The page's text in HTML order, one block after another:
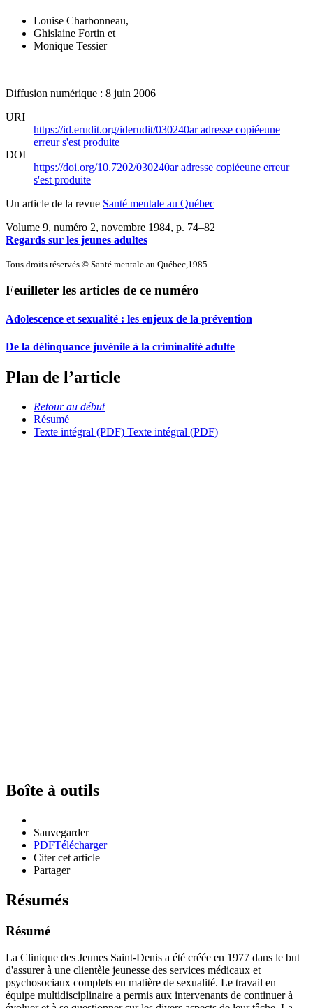
Louise Charbonneau,
Ghislaine Fortin et
Monique Tessier
Diffusion numérique : 8 juin 2006
URI
https://id.erudit.org/iderudit/030240aradresse copiéeune
erreur s'est produite
DOI
https://doi.org/10.7202/030240aradresse copiéeune erreur
s'est produite
Un article de la revue Santé mentale au Québec
Volume 9, numéro 2, novembre 1984, p. 74–82
Regards sur les jeunes adultes
Tous droits réservés © Santé mentale au Québec,1985
Feuilleter les articles de ce numéro
Adolescence et sexualité : les enjeux de la prévention
De la délinquance juvénile à la criminalité adulte
Plan de l’article
Retour au début
Résumé
Texte intégral (PDF) Texte intégral (PDF)
Boîte à outils
Sauvegarder
PDFTélécharger
Citer cet article
Partager
Résumés
Résumé
La Clinique des Jeunes Saint-Denis a été créée en 1977 dans le but
d'assurer à une clientèle jeunesse des services médicaux et
psychosociaux complets en matière de sexualité. Le travail en
équipe multidisciplinaire a permis aux intervenants de continuer à